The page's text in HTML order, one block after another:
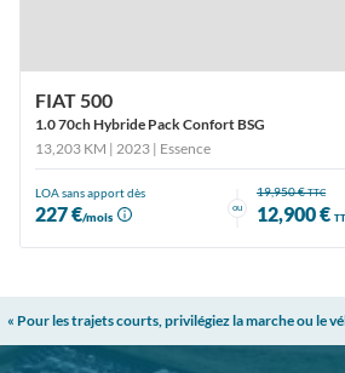
FIAT 500
1.0 70ch Hybride Pack Confort BSG
13,203 KM | 2023 | Essence
LOA sans apport dès
227 €/mois
ou
19,950 €TTC
12,900 €
« Pour les trajets courts, privilégiez la marche ou le